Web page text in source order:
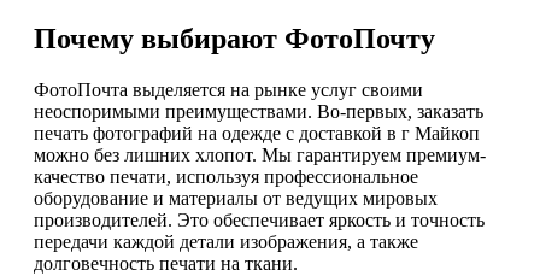
Почему выбирают ФотоПочту
ФотоПочта выделяется на рынке услуг своими
неоспоримыми преимуществами. Во-первых, заказать
печать фотографий на одежде с доставкой в г Майкоп
можно без лишних хлопот. Мы гарантируем премиум-
качество печати, используя профессиональное
оборудование и материалы от ведущих мировых
производителей. Это обеспечивает яркость и точность
передачи каждой детали изображения, а также
долговечность печати на ткани.